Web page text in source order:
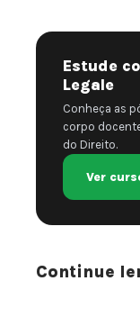
Estude
Legale
Conheça as
corpo
do Direito.
Ver
Continue